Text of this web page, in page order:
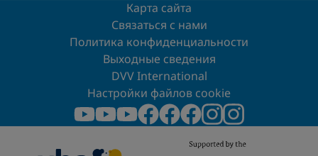
Карта сайта
Связаться с нами
Политика конфиденциальности
Выходные сведения
DVV International
Настройки файлов cookie